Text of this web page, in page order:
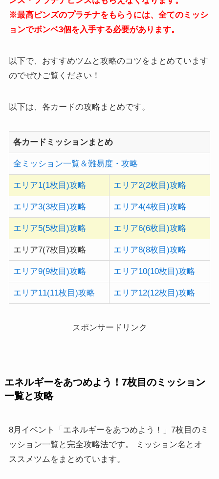
※最高ピンズのプラチナをもらうには、全てのミッシ
ョンでボンベ3個を入手する必要があります。
以下で、おすすめツムと攻略のコツをまとめています
のでぜひご覧ください！
以下は、各カードの攻略まとめです。
各カードミッションまとめ
全ミッション一覧＆難易度・攻略
エリア1(1枚目)攻略 エリア2(2枚目)攻略
エリア3(3枚目)攻略 エリア4(4枚目)攻略
エリア5(5枚目)攻略 エリア6(6枚目)攻略
エリア7(7枚目)攻略 エリア8(8枚目)攻略
エリア9(9枚目)攻略 エリア10(10枚目)攻略
エリア11(11枚目)攻略 エリア12(12枚目)攻略
スポンサードリンク
エネルギーをあつめよう！7枚目のミッション
一覧と攻略
8月イベント「エネルギーをあつめよう！」7枚目のミ
ッション一覧と完全攻略法です。 ミッション名とオ
ススメツムをまとめています。